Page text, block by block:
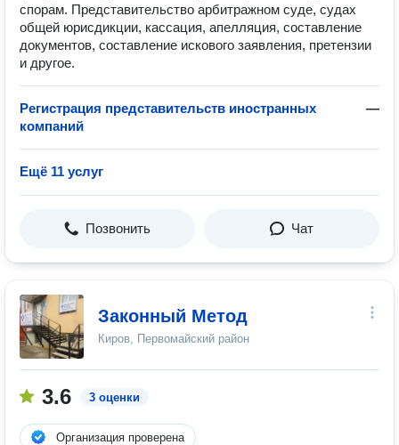
спорам. Представительство арбитражном суде, судах
общей юрисдикции, кассация, апелляция, составление
документов, составление искового заявления, претензии
и другое.
Регистрация представительств иностранных
компаний
—
Ещё 11 услуг
Позвонить Чат
Законный Метод
Киров, Первомайский район
3.6 3 оценки
Организация проверена